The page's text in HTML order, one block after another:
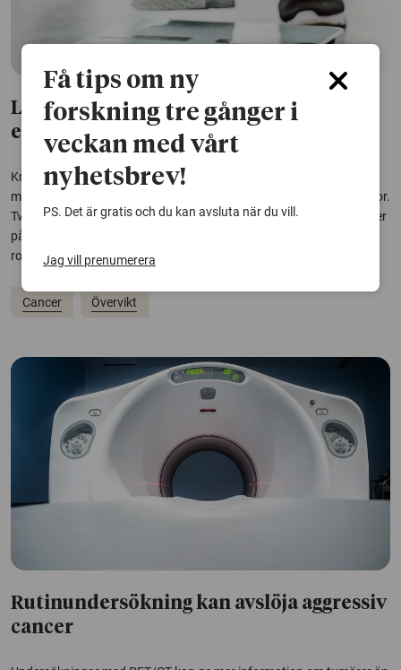
Ledtrådar till den lägre cancerrisken
efter viktkirurgi
Kraftig och varaktig viktminskning har tidigare kunnat kopplas till
minskad risk för cancer och cancerrelaterad död, främst hos kvinnor.
Två nya studier ger nu ledtrådar till varför risken minskar – och tyder
på att kön, ämnesomsättning och genetik kan spela en avgörande
roll.
Cancer Övervikt
Rutinundersökning kan avslöja aggressiv
cancer
Få tips om ny
forskning tre gånger i
veckan med vårt
nyhetsbrev!
PS. Det är gratis och du kan avsluta när du vill.
Jag vill prenumerera